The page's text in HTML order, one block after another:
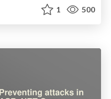
1 500